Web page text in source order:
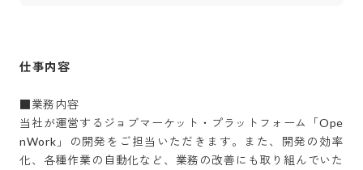
仕事内容
■業務内容
当社が運営するジョブマーケット・プラットフォーム「Ope
nWork」の開発をご担当いただきます。また、開発の効率
化、各種作業の自動化など、業務の改善にも取り組んでいた